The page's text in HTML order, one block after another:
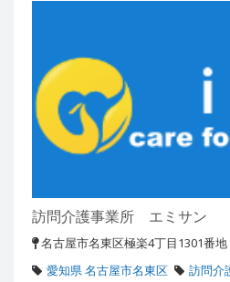
訪問介護事業所 エミサン
名古屋市名東区極楽4丁目1301番
愛知県 名古屋市名東区
訪問介